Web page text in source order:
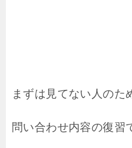
まずは見てない人のた
問い合わせ内容の復習